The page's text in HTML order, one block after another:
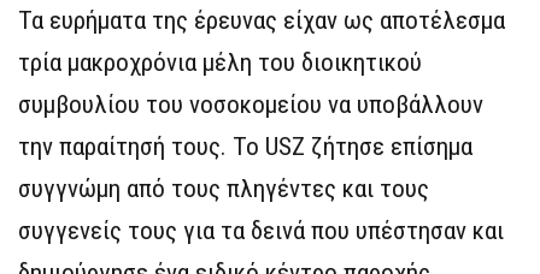
Τα ευρήματα της έρευνας είχαν ως αποτέλεσμα
τρία μακροχρόνια μέλη του διοικητικού
συμβουλίου του νοσοκομείου να υποβάλλουν
την παραίτησή τους. Το USZ ζήτησε επίσημα
συγγνώμη από τους πληγέντες και τους
συγγενείς τους για τα δεινά που υπέστησαν και